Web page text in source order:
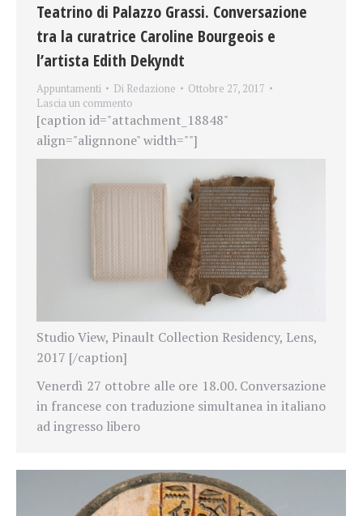
Teatrino di Palazzo Grassi. Conversazione
tra la curatrice Caroline Bourgeois e
l’artista Edith Dekyndt
Appuntamenti Di Redazione
Ottobre 27, 2017
Lascia un commento
[caption id="attachment_18848"
align="alignnone" width=""]
Studio View, Pinault Collection Residency, Lens,
2017 [/caption]
Venerdì 27 ottobre alle ore 18.00. Conversazione
in francese con traduzione simultanea in italiano
ad ingresso libero